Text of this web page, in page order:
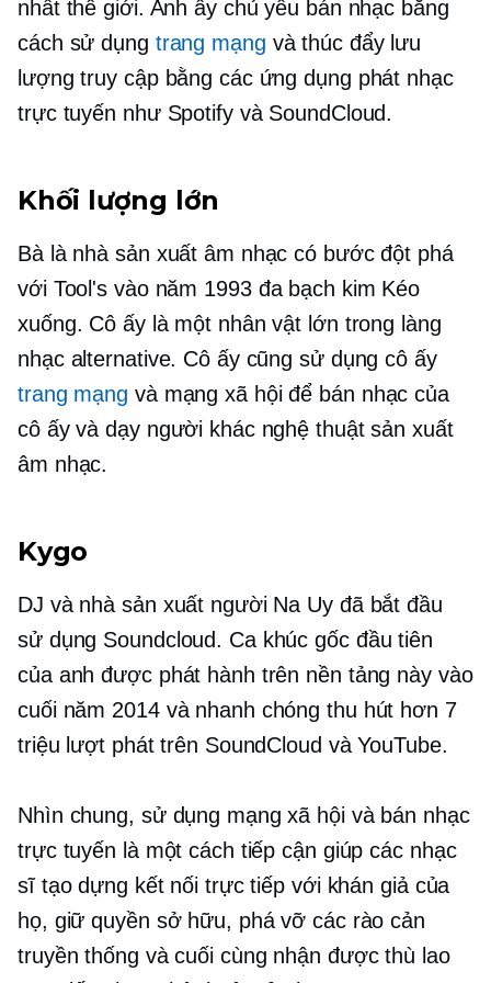
nhất thế giới. Anh ấy chủ yếu bán nhạc bằng
cách sử dụng trang mạng và thúc đẩy lưu
lượng truy cập bằng các ứng dụng phát nhạc
trực tuyến như Spotify và SoundCloud.
Khối lượng lớn
Bà là nhà sản xuất âm nhạc có bước đột phá
với Tool's vào năm 1993 đa bạch kim Kéo
xuống. Cô ấy là một nhân vật lớn trong làng
nhạc alternative. Cô ấy cũng sử dụng cô ấy
trang mạng và mạng xã hội để bán nhạc của
cô ấy và dạy người khác nghệ thuật sản xuất
âm nhạc.
Kygo
DJ và nhà sản xuất người Na Uy đã bắt đầu
sử dụng Soundcloud. Ca khúc gốc đầu tiên
của anh được phát hành trên nền tảng này vào
cuối năm 2014 và nhanh chóng thu hút hơn 7
triệu lượt phát trên SoundCloud và YouTube.
Nhìn chung, sử dụng mạng xã hội và bán nhạc
trực tuyến là một cách tiếp cận giúp các nhạc
sĩ tạo dựng kết nối trực tiếp với khán giả của
họ, giữ quyền sở hữu, phá vỡ các rào cản
truyền thống và cuối cùng nhận được thù lao